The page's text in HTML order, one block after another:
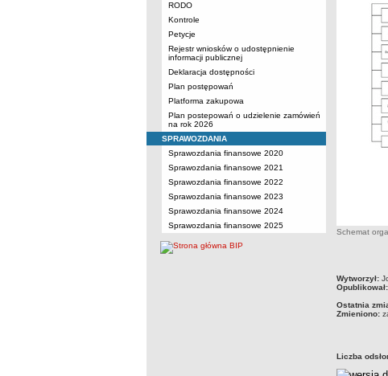
RODO
Kontrole
Petycje
Rejestr wniosków o udostępnienie
informacji publicznej
Deklaracja dostępności
Plan postępowań
Platforma zakupowa
Plan postepowań o udzielenie zamówień
na rok 2026
SPRAWOZDANIA
Sprawozdania finansowe 2020
Sprawozdania finansowe 2021
Sprawozdania finansowe 2022
Sprawozdania finansowe 2023
Sprawozdania finansowe 2024
Sprawozdania finansowe 2025
Schemat
metryczka
Wytworzył:
Opublikował:
Ostatnia
Zmieniono:
Liczba